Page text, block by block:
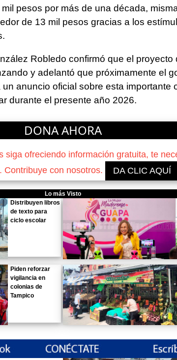
pesos por más de una década,
de 13 mil pesos gracias a los
Robledo confirmó que el proyecto
y adelantó que próximamente el
anuncio oficial sobre esta importante
durante el presente año 2026.
DONA AHORA
siga ofreciendo información gratuita, te
Contribuye con nosotros.
DA CLIC AQUÍ
Lo más Visto
Distribuyen libros
de texto para
ciclo escolar
Piden reforzar
vigilancia en
colonias de
Tampico